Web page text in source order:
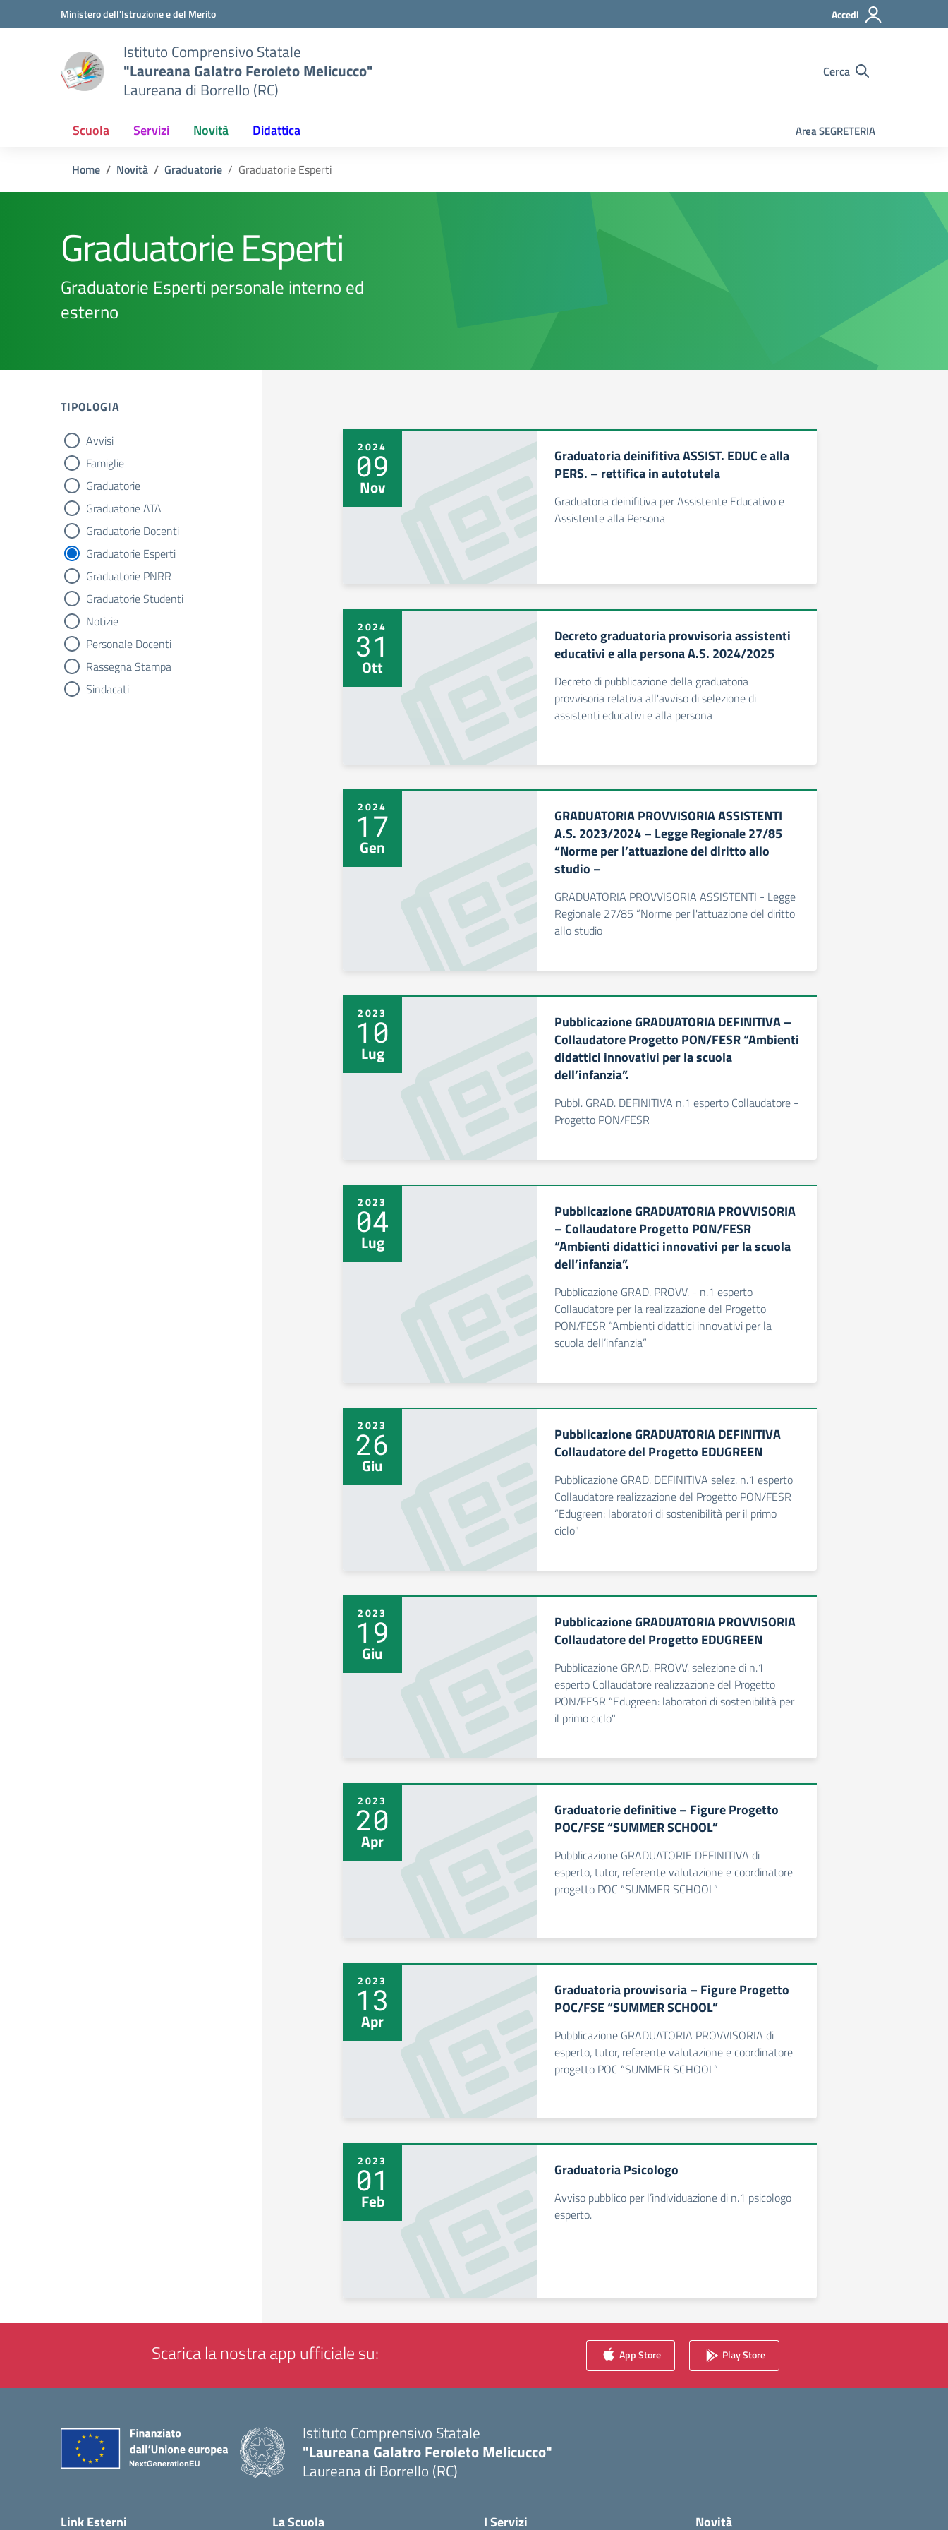
Vai ai contenuti
Vai al menu di navigazioneMinistero dell'Istruzione e del Merito Accedi
Istituto Comprensivo Statale
"Laureana Galatro Feroleto Melicucco"
Laureana di Borrello (RC)
Cerca
Scuola Servizi Novità Didattica Area SEGRETERIA
Home Novità Graduatorie Graduatorie Esperti
Graduatorie Esperti
Graduatorie Esperti personale interno ed
esterno
TIPOLOGIA
tipologia di articoli
Avvisi
Famiglie
Graduatorie
Graduatorie ATA
Graduatorie Docenti
Graduatorie Esperti
Graduatorie PNRR
Graduatorie Studenti
Notizie
Personale Docenti
Rassegna Stampa
Sindacati
2024
09
Nov
Graduatoria deinifitiva ASSIST. EDUC e alla
PERS. – rettifica in autotutela
Graduatoria deinifitiva per Assistente Educativo e
Assistente alla Persona
2024
31
Ott
Decreto graduatoria provvisoria assistenti
educativi e alla persona A.S. 2024/2025
Decreto di pubblicazione della graduatoria
provvisoria relativa all'avviso di selezione di
assistenti educativi e alla persona
2024
17
Gen
GRADUATORIA PROVVISORIA ASSISTENTI
A.S. 2023/2024 – Legge Regionale 27/85
“Norme per l’attuazione del diritto allo
studio –
GRADUATORIA PROVVISORIA ASSISTENTI - Legge
Regionale 27/85 “Norme per l'attuazione del diritto
allo studio
2023
10
Lug
Pubblicazione GRADUATORIA DEFINITIVA –
Collaudatore Progetto PON/FESR “Ambienti
didattici innovativi per la scuola
dell’infanzia”.
Pubbl. GRAD. DEFINITIVA n.1 esperto Collaudatore -
Progetto PON/FESR
2023
04
Lug
Pubblicazione GRADUATORIA PROVVISORIA
– Collaudatore Progetto PON/FESR
“Ambienti didattici innovativi per la scuola
dell’infanzia”.
Pubblicazione GRAD. PROVV. - n.1 esperto
Collaudatore per la realizzazione del Progetto
PON/FESR “Ambienti didattici innovativi per la
scuola dell’infanzia”
2023
26
Giu
Pubblicazione GRADUATORIA DEFINITIVA
Collaudatore del Progetto EDUGREEN
Pubblicazione GRAD. DEFINITIVA selez. n.1 esperto
Collaudatore realizzazione del Progetto PON/FESR
“Edugreen: laboratori di sostenibilità per il primo
ciclo"
2023
19
Giu
Pubblicazione GRADUATORIA PROVVISORIA
Collaudatore del Progetto EDUGREEN
Pubblicazione GRAD. PROVV. selezione di n.1
esperto Collaudatore realizzazione del Progetto
PON/FESR “Edugreen: laboratori di sostenibilità per
il primo ciclo"
2023
20
Apr
Graduatorie definitive – Figure Progetto
POC/FSE “SUMMER SCHOOL”
Pubblicazione GRADUATORIE DEFINITIVA di
esperto, tutor, referente valutazione e coordinatore
progetto POC “SUMMER SCHOOL”
2023
13
Apr
Graduatoria provvisoria – Figure Progetto
POC/FSE “SUMMER SCHOOL”
Pubblicazione GRADUATORIA PROVVISORIA di
esperto, tutor, referente valutazione e coordinatore
progetto POC “SUMMER SCHOOL”
2023
01
Feb
Graduatoria Psicologo
Avviso pubblico per l’individuazione di n.1 psicologo
esperto.
Scarica la nostra app ufficiale su: App Store Play Store
Istituto Comprensivo Statale
"Laureana Galatro Feroleto Melicucco"
Laureana di Borrello (RC)
Link Esterni La Scuola I Servizi Novità